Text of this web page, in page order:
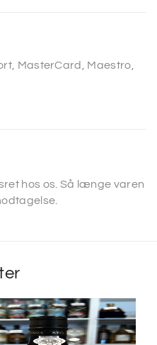
MasterCard, Maestro,
hos os. Så længe varen